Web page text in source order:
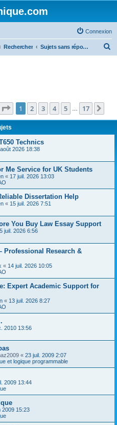
Connexion
Rechercher Sujets sans réponse
c
Page 1sur17
1 2 3 4 5 17
Technics
2026 18:38
Me Service for UK Students
« 17 juil. 2026 13:03
Dissertation Help
« 15 juil. 2026 7:51
You Buy Law Essay Support
juil. 2026 6:56
Professional Research &
« 14 juil. 2026 10:05
Expert Academic Support for
« 13 juil. 2026 8:27
2010 13:56
« 23 juil. 2009 2:07
et logique programmable
2009 13:44
2009 15:23